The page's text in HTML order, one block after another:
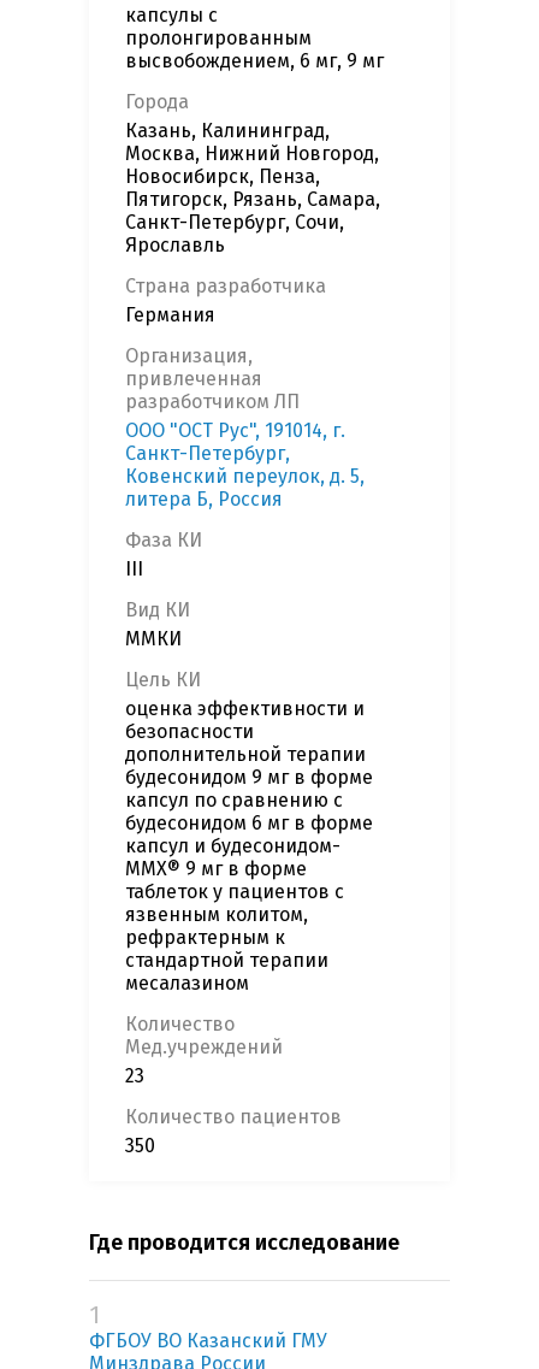
капсулы с
пролонгированным
высвобождением, 6 мг, 9 мг
Города
Казань, Калининград,
Москва, Нижний Новгород,
Новосибирск, Пенза,
Пятигорск, Рязань, Самара,
Санкт-Петербург, Сочи,
Ярославль
Страна разработчика
Германия
Организация,
привлеченная
разработчиком ЛП
ООО "ОСТ Рус", 191014, г.
Санкт-Петербург,
Ковенский переулок, д. 5,
литера Б, Россия
Фаза КИ
Вид КИ
ММКИ
Цель КИ
оценка эффективности и
безопасности
дополнительной терапии
будесонидом 9 мг в форме
капсул по сравнению с
будесонидом 6 мг в форме
капсул и будесонидом-
MMX® 9 мг в форме
таблеток у пациентов с
язвенным колитом,
рефрактерным к
стандартной терапии
месалазином
Количество
Мед.учреждений
23
Количество пациентов
350
Где проводится исследование
1
ФГБОУ ВО Казанский ГМУ
Минздрава России